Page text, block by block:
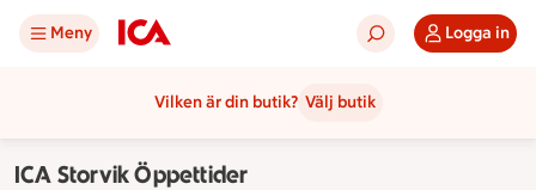
Meny Logga in
Vilken är din butik? Välj butik
ICA Storvik Öppettider